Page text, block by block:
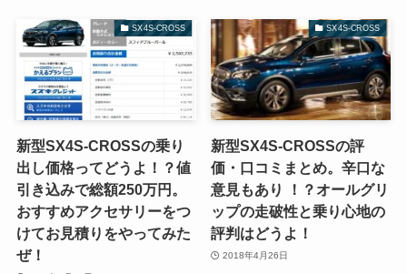
SX4S-CROSS
新型SX4S-CROSSの乗り
出し価格ってどうよ！？値
引き込みで総額250万円。
おすすめアクセサリーをつ
けてお見積りをやってみた
ぜ！
SX4S-CROSS
新型SX4S-CROSSの評
価・口コミまとめ。辛口な
意見もあり ！？オールグリ
ップの走破性と乗り心地の
評判はどうよ！
2018年4月26日